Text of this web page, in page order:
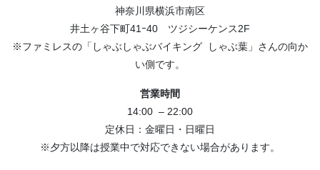
神奈川県横浜市南区
井土ヶ谷下町41ｰ40 ツジシーケンス2F
※ファミレスの「しゃぶしゃぶバイキング しゃぶ葉」さんの向か
い側です。
営業時間
14:00 – 22:00
定休日：金曜日・日曜日
※夕方以降は授業中で対応できない場合があります。